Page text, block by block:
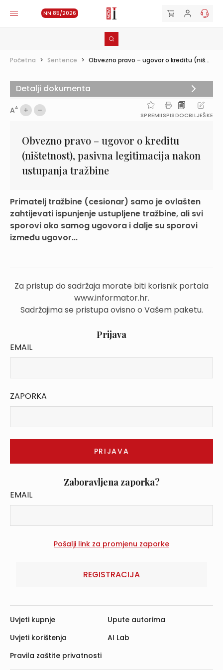
NN 85/2026
Početna > Sentence > Obvezno pravo – ugovor o kreditu (niš...
AA
SPREMIISPISDOCBILJEŠKE
Obvezno pravo – ugovor o kreditu
(ništetnost), pasivna legitimacija nakon
ustupanja tražbine
Primatelj tražbine (cesionar) samo je ovlašten
zahtijevati ispunjenje ustupljene tražbine, ali svi
sporovi oko samog ugovora i dalje su sporovi
između ugovor...
Za pristup do sadržaja morate biti korisnik portala
www.informator.hr.
Sadržajima se pristupa ovisno o Vašem paketu.
Prijava
EMAIL
ZAPORKA
Zaboravljena zaporka?
EMAIL
REGISTRACIJA
Detalji dokumenta
Uvjeti kupnje
Uvjeti korištenja
Pravila zaštite privatnosti
Upute autorima
AI Lab